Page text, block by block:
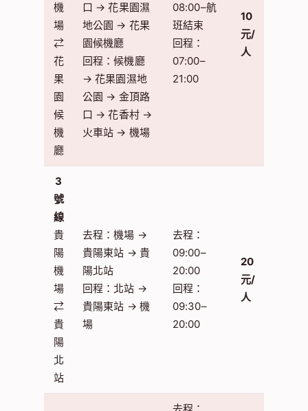
機
場
⇄
花
果
園
候
機
廳
口 → 花果園濕
地公園 → 花果
園候機廳
回程：候機廳
→ 花果園濕地
公園 → 金頂路
口 → 花香村 →
火車站 → 機場
08:00–航
班結束
回程：
07:00–
21:00
10
元/
人
3
號
線
貴
陽
機
場
⇄
貴
陽
北
站
去程：機場 →
貴陽東站 → 貴
陽北站
回程：北站 →
貴陽東站 → 機
場
去程：
09:00–
20:00
回程：
09:30–
20:00
20
元/
人